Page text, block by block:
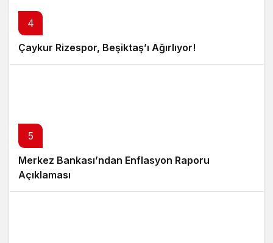
4
Çaykur Rizespor, Beşiktaş’ı Ağırlıyor!
5
Merkez Bankası’ndan Enflasyon Raporu
Açıklaması